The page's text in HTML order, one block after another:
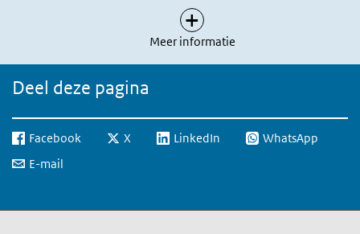
Meer informatie
Deel deze pagina
Facebook X LinkedIn
WhatsApp
E-mail